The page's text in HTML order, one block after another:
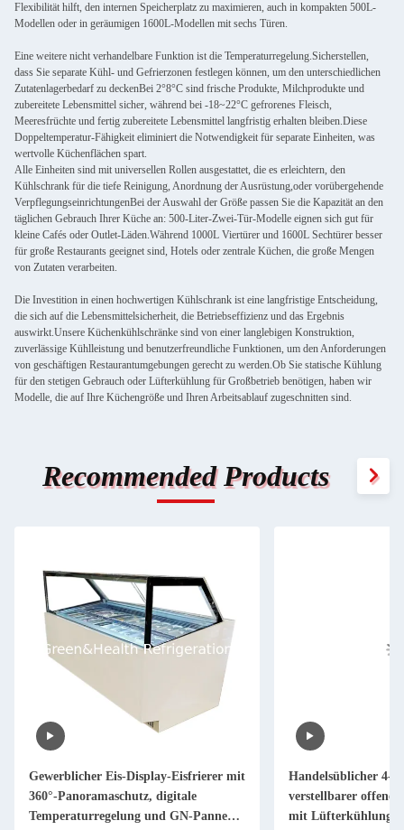
Flexibilität hilft, den internen Speicherplatz zu maximieren, auch in kompakten 500L-
Modellen oder in geräumigen 1600L-Modellen mit sechs Türen.
Eine weitere nicht verhandelbare Funktion ist die Temperaturregelung.Sicherstellen,
dass Sie separate Kühl- und Gefrierzonen festlegen können, um den unterschiedlichen
Zutatenlagerbedarf zu deckenBei 2°8°C sind frische Produkte, Milchprodukte und
zubereitete Lebensmittel sicher, während bei -18~22°C gefrorenes Fleisch,
Meeresfrüchte und fertig zubereitete Lebensmittel langfristig erhalten bleiben.Diese
Doppeltemperatur-Fähigkeit eliminiert die Notwendigkeit für separate Einheiten, was
wertvolle Küchenflächen spart.
Alle Einheiten sind mit universellen Rollen ausgestattet, die es erleichtern, den
Kühlschrank für die tiefe Reinigung, Anordnung der Ausrüstung,oder vorübergehende
VerpflegungseinrichtungenBei der Auswahl der Größe passen Sie die Kapazität an den
täglichen Gebrauch Ihrer Küche an: 500-Liter-Zwei-Tür-Modelle eignen sich gut für
kleine Cafés oder Outlet-Läden.Während 1000L Viertürer und 1600L Sechtürer besser
für große Restaurants geeignet sind, Hotels oder zentrale Küchen, die große Mengen
von Zutaten verarbeiten.
Die Investition in einen hochwertigen Kühlschrank ist eine langfristige Entscheidung,
die sich auf die Lebensmittelsicherheit, die Betriebseffizienz und das Ergebnis
auswirkt.Unsere Küchenkühlschränke sind von einer langlebigen Konstruktion,
zuverlässige Kühlleistung und benutzerfreundliche Funktionen, um den Anforderungen
von geschäftigen Restaurantumgebungen gerecht zu werden.Ob Sie statische Kühlung
für den stetigen Gebrauch oder Lüfterkühlung für Großbetrieb benötigen, haben wir
Modelle, die auf Ihre Küchengröße und Ihren Arbeitsablauf zugeschnitten sind.
Recommended Products
Gewerblicher Eis-Display-Eisfrierer mit
360°-Panoramaschutz, digitale
Temperaturregelung und GN-Pannen
Handelsüblicher 4-
verstellbarer
mit Lüfterkühlung